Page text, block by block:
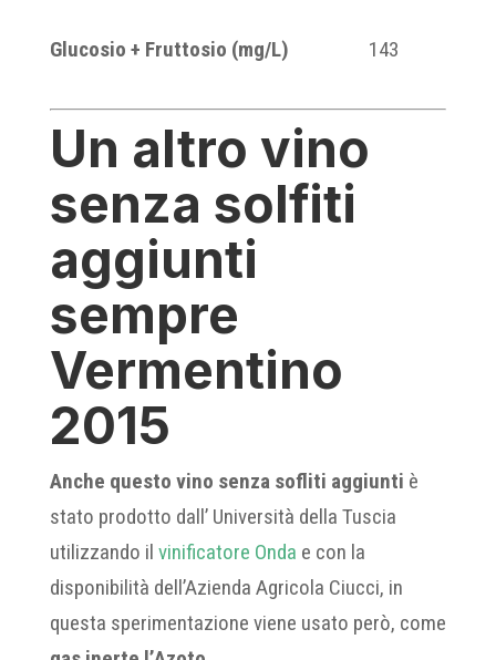
Glucosio + Fruttosio (mg/L) 143
Un altro vino
senza solfiti
aggiunti
sempre
Vermentino
2015
Anche questo vino senza sofliti aggiunti è
stato prodotto dall’ Università della Tuscia
utilizzando il vinificatore Onda e con la
disponibilità dell’Azienda Agricola Ciucci, in
questa sperimentazione viene usato però, come